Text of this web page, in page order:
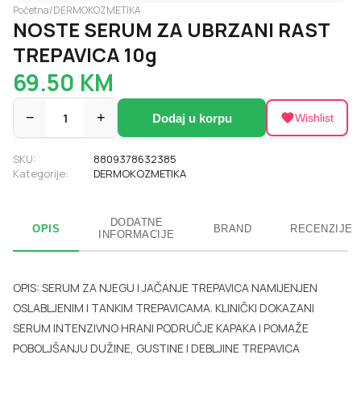
Početna/DERMOKOZMETIKA
NOSTE SERUM ZA UBRZANI RAST
TREPAVICA 10g
69.50 KM
− 1 + Dodaj u korpu Wishlist
SKU:
8809378632385
Kategorije:
DERMOKOZMETIKA
OPIS
DODATNE
INFORMACIJE
BRAND RECENZIJE
OPIS: SERUM ZA NJEGU I JAČANJE TREPAVICA NAMIJENJEN
OSLABLJENIM I TANKIM TREPAVICAMA. KLINIČKI DOKAZANI
SERUM INTENZIVNO HRANI PODRUČJE KAPAKA I POMAŽE
POBOLJŠANJU DUŽINE, GUSTINE I DEBLJINE TREPAVICA